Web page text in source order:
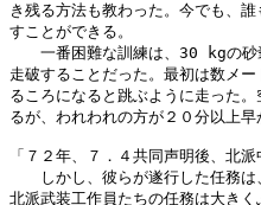
き残る方法も教わった。今でも、
すことができる。
一番困難な訓練は、30 kgの砂
走破することだった。最初は数メ
るころになると跳ぶように走った
るが、われわれの方が２０分以上早
「７２年、７．４共同声明後、北派
しかし、彼らが遂行した任務は
北派武装工作員たちの任務は大き